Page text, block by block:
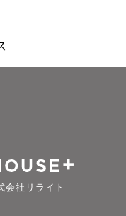
会社リライト